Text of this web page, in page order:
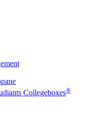
Collegeboxes®